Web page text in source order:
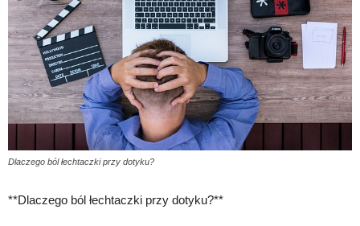
Dlaczego ból łechtaczki przy dotyku?
**Dlaczego ból łechtaczki przy dotyku?**